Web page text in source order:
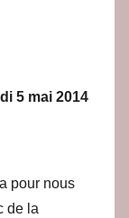
5 mai 2014
pour nous
de la